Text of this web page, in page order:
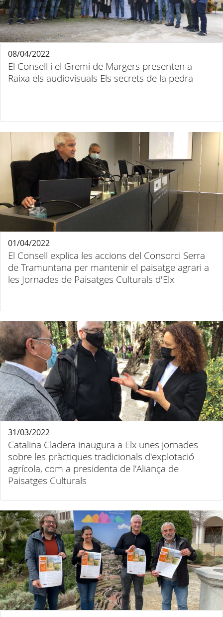
El Consell i el Gremi de Margers presenten a
Raixa els audiovisuals Els secrets de la pedra
08/04/2022
El Consell explica les accions del Consorci Serra
de Tramuntana per mantenir el paisatge agrari a
les Jornades de Paisatges Culturals d'Elx
01/04/2022
Catalina Cladera inaugura a Elx unes jornades
sobre les pràctiques tradicionals d'explotació
agrícola, com a presidenta de l'Aliança de
Paisatges Culturals
31/03/2022